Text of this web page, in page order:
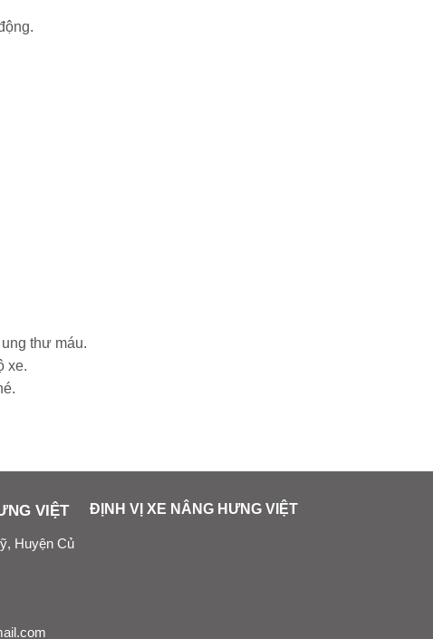
thư máu.
xe.
VIỆT
Huyện Củ
ĐỊNH VỊ XE NÂNG HƯNG VIỆT